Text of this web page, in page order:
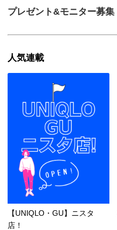
プレゼント&モニター募集
人気連載
【UNIQLO・GU】ニスタ
店！